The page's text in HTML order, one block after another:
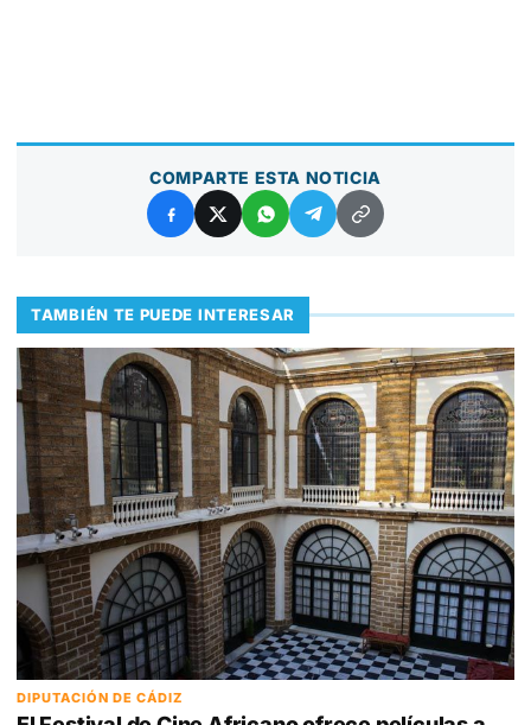
COMPARTE ESTA NOTICIA
TAMBIÉN TE PUEDE INTERESAR
DIPUTACIÓN DE CÁDIZ